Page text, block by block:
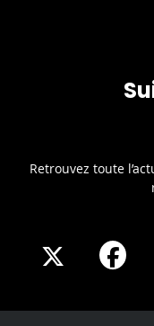
Retrouvez toute
Share
X